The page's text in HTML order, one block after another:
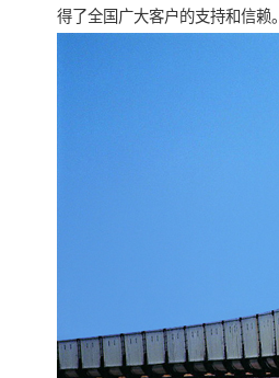
得了全国广大客户的支持和信赖。